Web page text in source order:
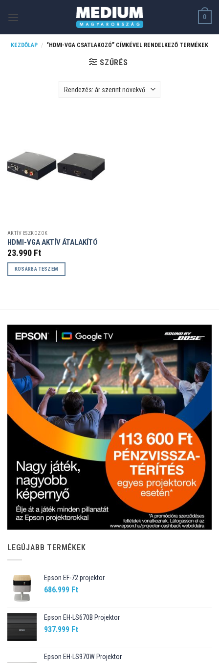
0
KEZDŐLAP / “HDMI-VGA CSATLAKOZÓ” CÍMKÉVEL RENDELKEZŐ TERMÉKEK
SZŰRÉS
AKTÍV ESZKÖZÖK
HDMI-VGA AKTÍV ÁTALAKÍTÓ
23.990 Ft
KOSÁRBA TESZEM
LEGÚJABB TERMÉKEK
Epson EF-72 projektor
686.999 Ft
Epson EH-LS670B Projektor
937.999 Ft
Epson EH-LS970W Projektor